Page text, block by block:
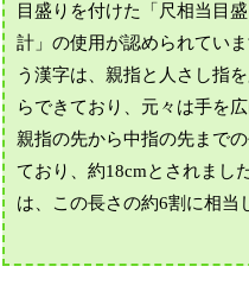
目盛りを付けた「尺相当目
計」の使用が認められてい
う漢字は、親指と人さし指
らできており、元々は手を
親指の先から中指の先まで
ており、約18cmとされまし
は、この長さの約6割に相当